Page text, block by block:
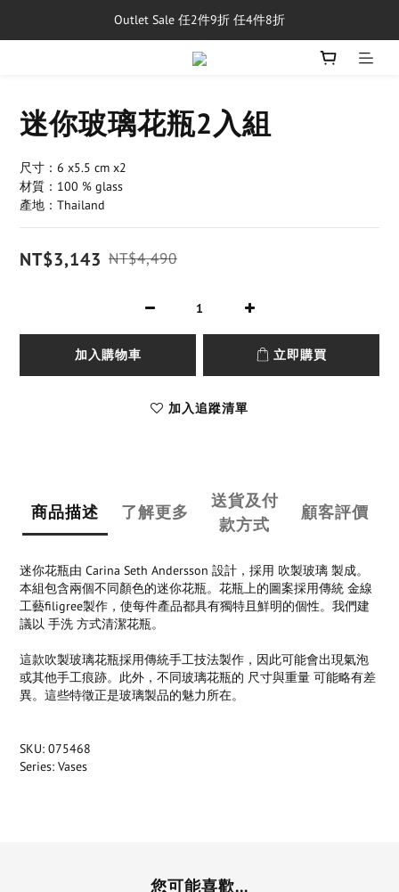
單筆消費滿$5,000享免運費
Outlet Sale 任2件9折 任4件8折
8/1~8/31，新品與經典商品滿額$10,000 現折$500
迷你玻璃花瓶2入組
尺寸：6 x5.5 cm x2
材質：100 % glass
產地：Thailand
NT$3,143 NT$4,490
加入購物車 立即購買
加入追蹤清單
商品描述 了解更多
送貨及付
款方式
顧客評價
迷你花瓶由 Carina Seth Andersson 設計，採用 吹製玻璃 製成。
本組包含兩個不同顏色的迷你花瓶。花瓶上的圖案採用傳統 金線
工藝filigree製作，使每件產品都具有獨特且鮮明的個性。我們建
議以 手洗 方式清潔花瓶。
這款吹製玻璃花瓶採用傳統手工技法製作，因此可能會出現氣泡
或其他手工痕跡。此外，不同玻璃花瓶的 尺寸與重量 可能略有差
異。這些特徵正是玻璃製品的魅力所在。
SKU: 075468
Series: Vases
您可能喜歡...